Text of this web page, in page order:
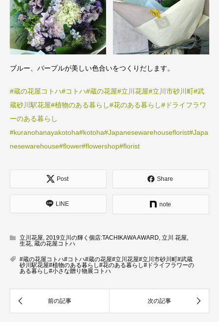
ブルー、パープルが美しい色合いをつくりだします。
#蔵の花屋コトハ#コトハ#蔵の花屋#立川花屋#立川市砂川町#武
蔵砂川駅花屋#植物のある暮らし#花のある暮らし#ドライフラワ
ーのある暮らし
#kuranohanayakotoha#kotoha#Japanesewarehouseflorist#Japa
nesewarehouse#flower#flowershop#florist
Post Share
LINE note
立川花屋, 2019立川の輝く個店:TACHIKAWA AWARD, 立川 花屋,
生花, 蔵の花屋コトハ
#蔵の花屋コトハ#コトハ#蔵の花屋#立川花屋#立川市砂川町#武蔵
砂川駅花屋#植物のある暮らし#花のある暮らし#ドライフラワーの
ある暮らし#小さな贈り物展コトハ